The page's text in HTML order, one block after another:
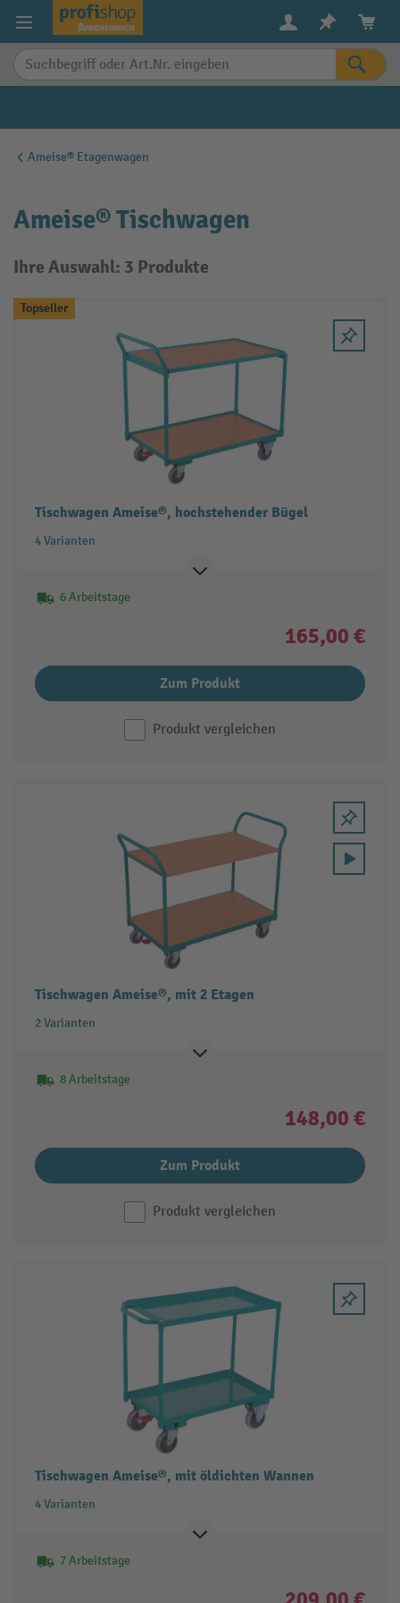
springen
Ameise® Etagenwagen
Ameise® Tischwagen
Ihre Auswahl: 3 Produkte
Topseller
Tischwagen Ameise®, hochstehender Bügel
4 Varianten
6 Arbeitstage
165,00 €
Zum Produkt
Produkt vergleichen
Tischwagen Ameise®, mit 2 Etagen
2 Varianten
8 Arbeitstage
148,00 €
Zum Produkt
Produkt vergleichen
Tischwagen Ameise®, mit öldichten Wannen
4 Varianten
7 Arbeitstage